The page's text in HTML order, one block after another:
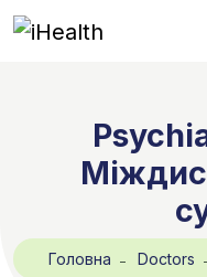
Головна Doctors